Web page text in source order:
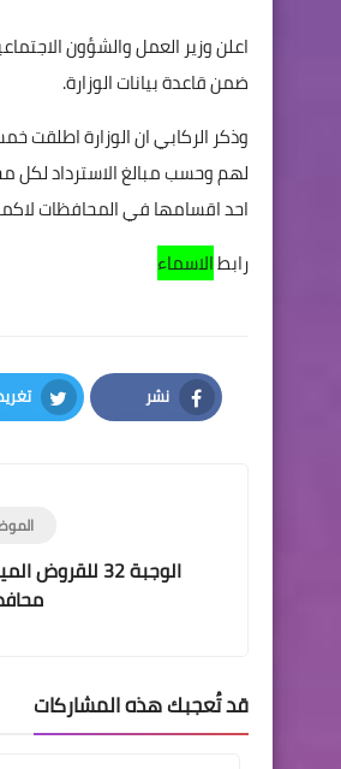
ضمن قاعدة بيانات الوزارة.
وذكر الركابي ان الوزارة اطلقت
لهم وحسب مبالغ الاسترداد لكل
احد اقسامها في المحافظات
رابطالاسماء
نشر
Facebook
الوجبة 32
قد تُعجبك هذه المشاركات